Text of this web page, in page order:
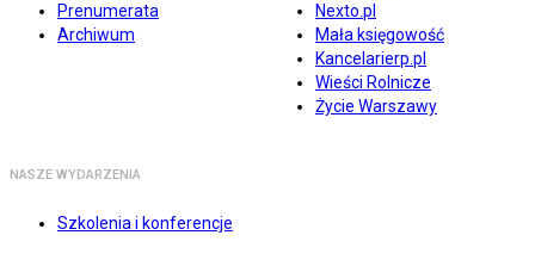
Prenumerata
Archiwum
Nexto.pl
Mała księgowość
Kancelarierp.pl
Wieści Rolnicze
Życie Warszawy
NASZE WYDARZENIA
Szkolenia i konferencje